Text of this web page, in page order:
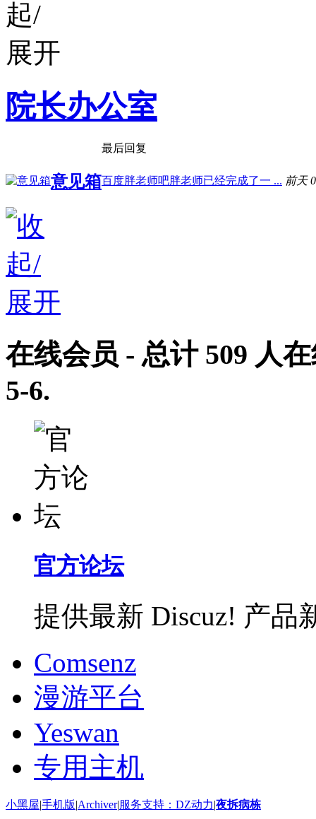
院长办公室
最后回复
意见箱百度胖老师吧胖老师已经完成了一 ... 前天
在线会员 - 总计 509 人
5-6.
官方论坛
提供最新 Discuz! 产品
Comsenz
漫游平台
Yeswan
专用主机
小黑屋|手机版|Archiver|服务支持：DZ动力|夜拆病栋